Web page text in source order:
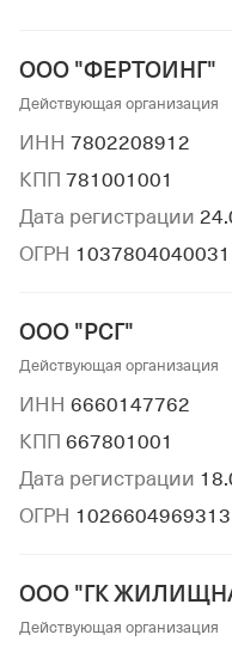
ООО "ФЕРТОИНГ"
Действующая организация
ИНН 7802208912
КПП 781001001
Дата регистрации
ОГРН 1037804040031
ООО "РСГ"
Действующая организация
ИНН 6660147762
КПП 667801001
Дата регистрации
ОГРН 1026604969313
ООО "ГК
Действующая организация